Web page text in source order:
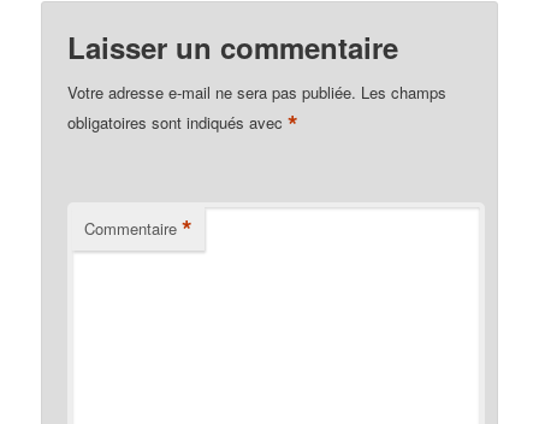
Laisser un commentaire
Votre adresse e-mail ne sera pas publiée. Les champs
obligatoires sont indiqués avec*
Commentaire *